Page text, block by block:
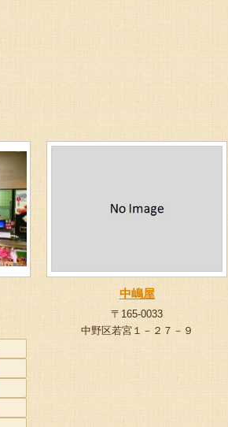
中嶋屋
〒165-0033
中野区若宮１－２７－９